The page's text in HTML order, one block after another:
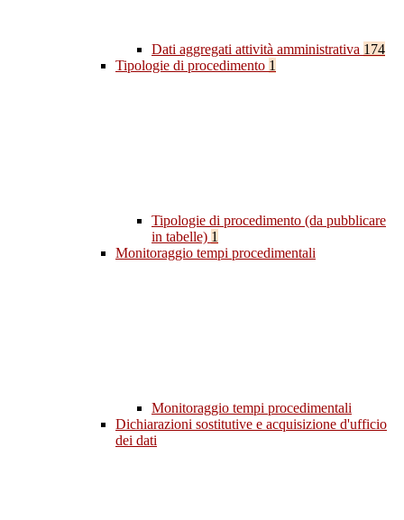
Dati aggregati attività amministrativa 174
Tipologie di procedimento 1
Tipologie di procedimento (da pubblicare
in tabelle) 1
Monitoraggio tempi procedimentali
Monitoraggio tempi procedimentali
Dichiarazioni sostitutive e acquisizione d'ufficio
dei dati